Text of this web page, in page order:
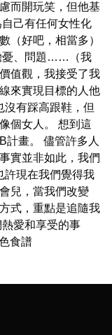
而開玩笑，但他基
己有任何女性化
（好吧，相當多）
憂、問題……（我
值觀，我接受了我
來實現目標的人他
沒有踩高跟鞋，但
個女人。 想到這
計畫。 儘管許多人
實並非如此，我們
許現在我們覺得我
兒，當我們改變
式，重點是追隨我
愛和享受的事
食譜